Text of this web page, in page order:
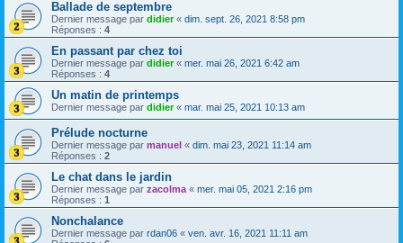
Ballade de septembre
Dernier message par didier« dim. sept. 26, 2021 8:58 pm
Réponses : 4
En passant par chez toi
Dernier message par didier« mer. mai 26, 2021 6:42 am
Réponses : 4
Un matin de printemps
Dernier message par didier« mar. mai 25, 2021 10:13 am
Prélude nocturne
Dernier message par manuel « dim. mai 23, 2021 11:14 am
Réponses : 2
Le chat dans le jardin
Dernier message par zacolma « mer. mai 05, 2021 2:16 pm
Réponses : 1
Nonchalance
Dernier message par rdan06 « ven. avr. 16, 2021 11:11 am